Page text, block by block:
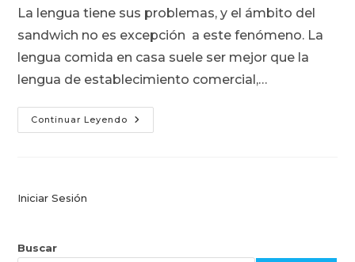
entrada:
La lengua tiene sus problemas, y el ámbito del
sandwich no es excepción a este fenómeno. La
lengua comida en casa suele ser mejor que la
lengua de establecimiento comercial,…
Continuar Leyendo Lengua
Completa:
Iniciar Sesión
Buscar